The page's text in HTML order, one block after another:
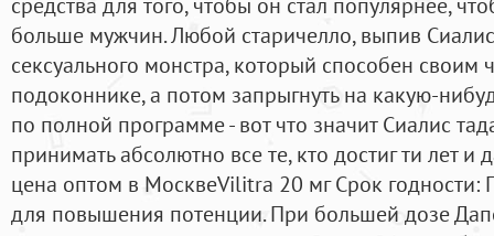
больше мужчин. Любой старичелло, выпив
сексуального монстра, который способен своим
подоконнике, а потом запрыгнуть на какую-
по полной программе - вот что значит Сиалис
принимать абсолютно все те, кто достиг ти лет и
цена оптом в МосквеVilitra 20 мг Срок годности:
для повышения потенции. При большей дозе